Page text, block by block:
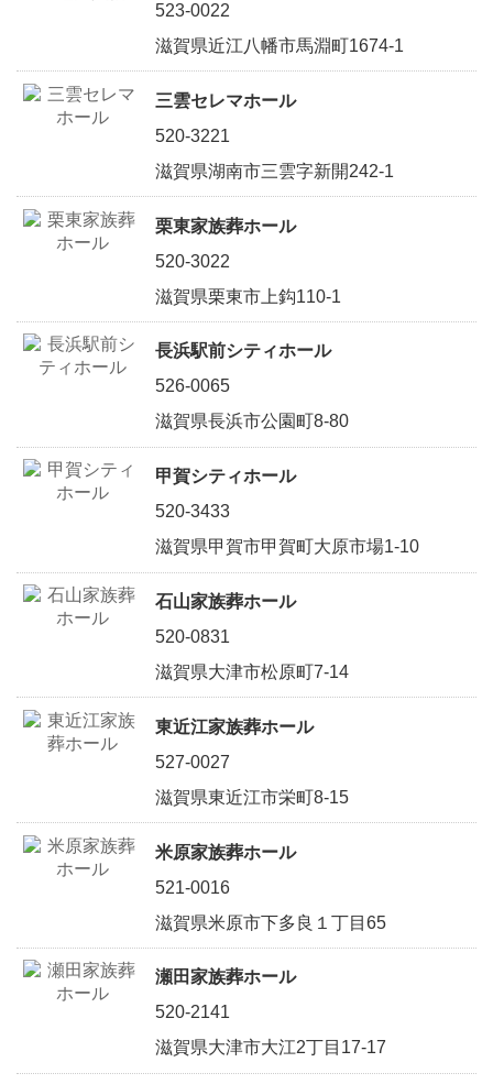
523-0022
滋賀県近江八幡市馬淵町1674-1
三雲セレマホール
520-3221
滋賀県湖南市三雲字新開242-1
栗東家族葬ホール
520-3022
滋賀県栗東市上鈎110-1
長浜駅前シティホール
526-0065
滋賀県長浜市公園町8-80
甲賀シティホール
520-3433
滋賀県甲賀市甲賀町大原市場1-10
石山家族葬ホール
520-0831
滋賀県大津市松原町7-14
東近江家族葬ホール
527-0027
滋賀県東近江市栄町8-15
米原家族葬ホール
521-0016
滋賀県米原市下多良１丁目65
瀬田家族葬ホール
520-2141
滋賀県大津市大江2丁目17-17